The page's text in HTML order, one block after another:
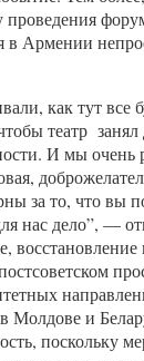
Армении
как тут все
театр занял
И мы очень
за то, что вы
нас дело”, —
восстановление
Молдове и
поскольку